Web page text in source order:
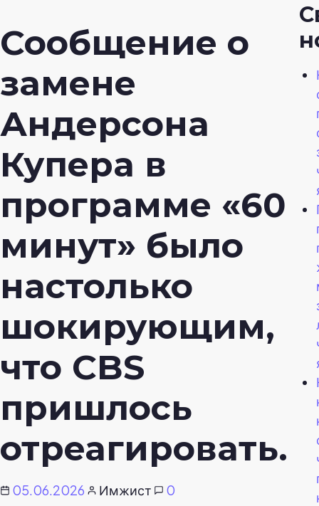
Сообщение о
замене
Андерсона
Купера в
программе «60
минут» было
настолько
шокирующим,
что CBS
пришлось
отреагировать.
05.06.2026 Имжист
0